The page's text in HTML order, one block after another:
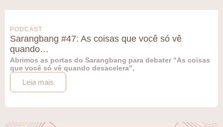
PODCAST
Sarangbang #47: As coisas que você só vê
quando…
Abrimos as portas do Sarangbang para debater "As coisas
que você só vê quando desacelera",
Leia mais